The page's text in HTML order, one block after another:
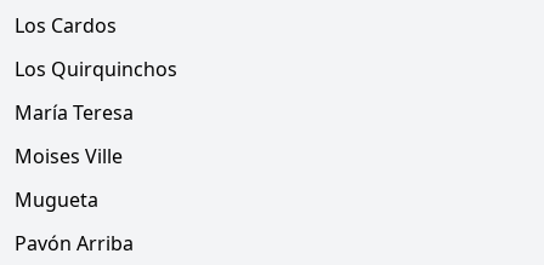
Los Cardos
Los Quirquinchos
María Teresa
Moises Ville
Mugueta
Pavón Arriba